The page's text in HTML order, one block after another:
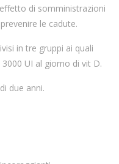
di somministrazioni
le cadute.
in tre gruppi ai quali
UI al giorno di vit D.
due anni.